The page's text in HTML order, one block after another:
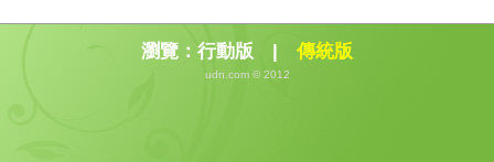
瀏覽： 行動版 | 傳統版
udn.com © 2012